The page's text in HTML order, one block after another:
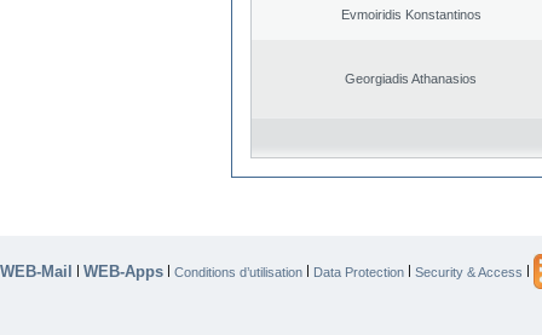
Evmoiridis Konstantinos
Georgiadis Athanasios
WEB-Mail | WEB-Apps | Conditions d’utilisation | Data Protection | Security & Access |